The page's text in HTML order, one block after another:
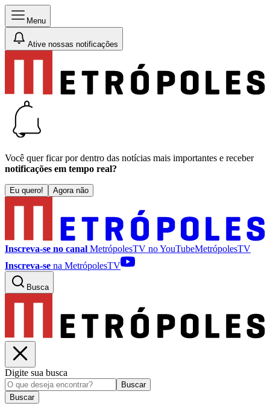
Menu
Ative nossas notificações
Você quer ficar por dentro das notícias mais importantes e receber
notificações em tempo real?
Eu quero! Agora não
Inscreva-se no canal MetrópolesTV noYouTubeMetrópolesTV
Inscreva-se na MetrópolesTV
Busca
Digite sua busca
Buscar
Buscar